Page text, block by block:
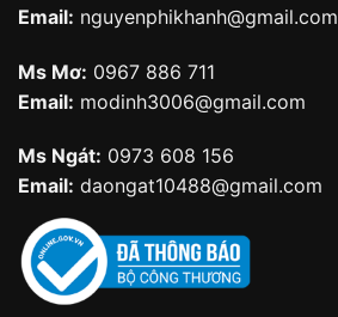
Email: nguyenphikhanh@gmail.com
Ms Mơ: 0967 886 711
Email: modinh3006@gmail.com
Ms Ngát: 0973 608 156
Email: daongat10488@gmail.com